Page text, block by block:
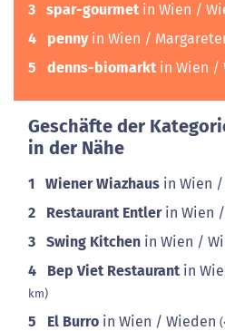
3 spar-gourmet in Wien /
4 pennyin Wien /
5 denns-biomarkt in Wien /
Geschäfte der
in der Nähe
1 Wiener Wiazhaus in Wien
2 Restaurant Entlerin Wien
3 Swing Kitchen in Wien /
4 Bep Viet Restaurant in
km)
5 El Burro in Wien / Wieden